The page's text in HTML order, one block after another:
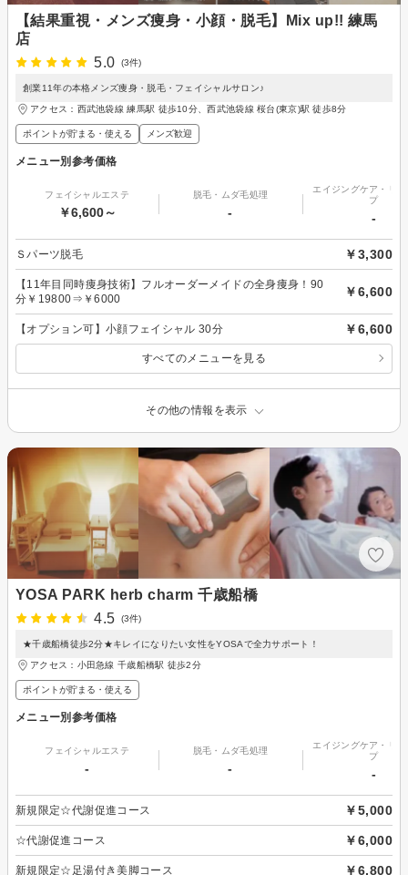
【結果重視・メンズ痩身・小顔・脱毛】Mix up!! 練馬
店
5.0
(3件)
創業11年の本格メンズ痩身・脱毛・フェイシャルサロン♪
アクセス：西武池袋線 練馬駅 徒歩10分、西武池袋線 桜台(東京)駅 徒歩8分
ポイントが貯まる・使える メンズ歓迎
メニュー別参考価格
フェイシャルエステ
￥6,600～
脱毛・ムダ毛処理
-
エイジングケア・リ
プ
-
Ｓパーツ脱毛 ￥3,300
【11年目同時痩身技術】フルオーダーメイドの全身痩身！90
分￥19800⇒￥6000
￥6,600
【オプション可】小顔フェイシャル 30分 ￥6,600
すべてのメニューを見る
その他の情報を表示
YOSA PARK herb charm 千歳船橋
4.5
(3件)
★千歳船橋徒歩2分★キレイになりたい女性をYOSAで全力サポート！
アクセス：小田急線 千歳船橋駅 徒歩2分
ポイントが貯まる・使える
メニュー別参考価格
フェイシャルエステ
-
脱毛・ムダ毛処理
-
エイジングケア・リ
プ
-
新規限定☆代謝促進コース ￥5,000
☆代謝促進コース ￥6,000
新規限定☆足湯付き美脚コース ￥6,800